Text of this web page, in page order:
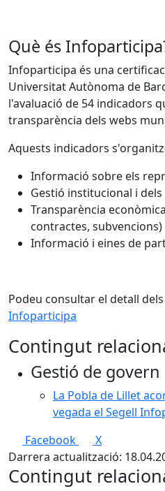
Què és
Infoparticipa és una
Universitat Autònoma de
l'avaluació de 54 indicadors
transparència dels webs
Aquests indicadors
Informació sobre els
Gestió institucional i dels
Transparència
contractes, subvencions)
Informació i eines de
Podeu consultar el detall
Infoparticipa
Contingut
Gestió de govern
La Pobla de Lillet
vegada el Segell
Facebook
X
Darrera actualització:
Contingut